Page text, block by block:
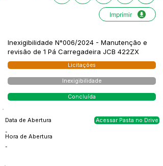
Imprimir
Inexigibilidade N°006/2024 - Manutenção e
revisão de 1 Pá Carregadeira JCB 422ZX
Licitações
Inexigibilidade
Concluída
Data de Abertura
-
Hora de Abertura
-
Acessar Pasta no Drive